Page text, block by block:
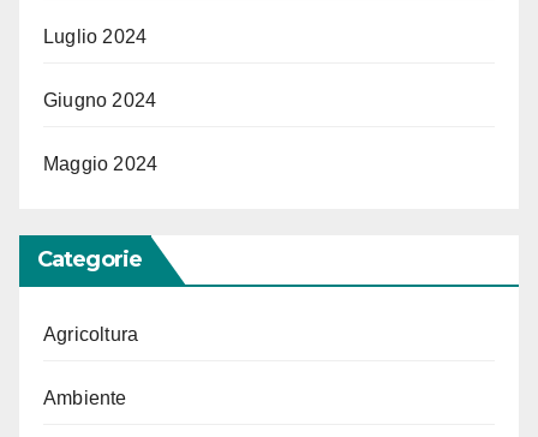
Luglio 2024
Giugno 2024
Maggio 2024
Categorie
Agricoltura
Ambiente